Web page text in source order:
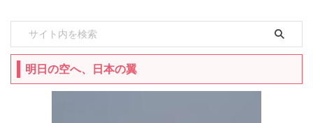
明日の空へ、日本の翼